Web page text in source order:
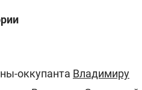
оккупанта Владимиру